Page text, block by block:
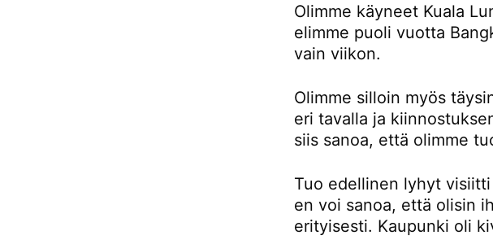
Olimme käyneet Kuala
elimme puoli vuotta
vain viikon.
Olimme silloin myös
eri tavalla ja
siis sanoa, että olimme
Tuo edellinen lyhyt
en voi sanoa, että olisin
erityisesti. Kaupunki oli